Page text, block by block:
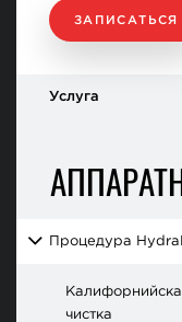
ЗАПИСАТЬСЯ
Услуга
Процедура
чистка